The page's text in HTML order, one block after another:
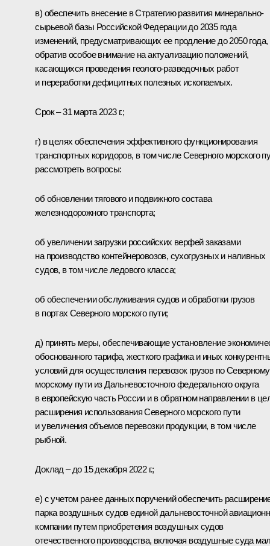
в) обеспечить внесение в Стратегию развития минерально-
сырьевой базы Российской Федерации до 2035 года
изменений, предусматривающих ее продление до 2050 года,
обратив особое внимание на актуализацию положений,
касающихся проведения геолого-разведочных работ
и переработки дефицитных полезных ископаемых.
Срок – 31 марта 2023 г.;
г) в целях обеспечения эффективного функционирования
транспортных коридоров, в том числе Северного морского
рассмотреть вопросы:
об обновлении тягового и подвижного состава
железнодорожного транспорта;
об увеличении загрузки российских верфей заказами
на производство контейнеровозов, сухогрузных и наливных
судов, в том числе ледового класса;
об обеспечении обслуживания судов и обработки грузов
в портах Северного морского пути;
д) принять меры, обеспечивающие установление
обоснованного тарифа, жесткого графика и иных
условий для осуществления перевозок грузов по Северному
морскому пути из Дальневосточного федерального округа
в европейскую часть России и в обратном направлении в
расширения использования Северного морского пути
и увеличения объемов перевозки продукции, в том числе
рыбной.
Доклад – до 15 декабря 2022 г.;
е) с учетом ранее данных поручений обеспечить
парка воздушных судов единой дальневосточной
компании путем приобретения воздушных судов
отечественного производства, включая воздушные суда